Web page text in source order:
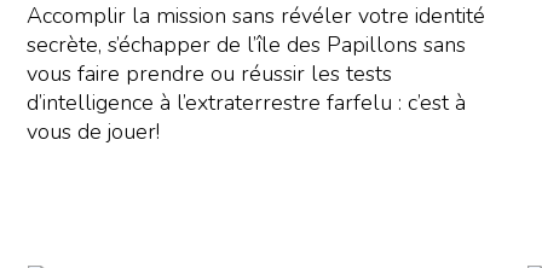
Accomplir la mission sans révéler votre identité
secrète, s’échapper de l’île des Papillons sans
vous faire prendre ou réussir les tests
d’intelligence à l’extraterrestre farfelu : c’est à
vous de jouer!